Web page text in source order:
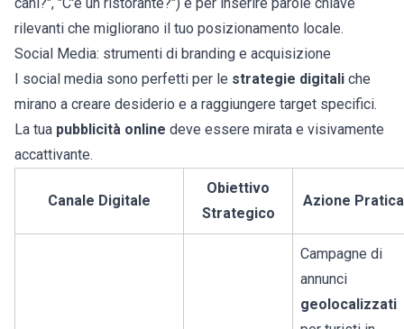
cani?", "C'è un ristorante?") e per inserire parole chiave
rilevanti che migliorano il tuo posizionamento locale.
Social Media: strumenti di branding e acquisizione
I social media sono perfetti per le strategie digitali che
mirano a creare desiderio e a raggiungere target specifici.
La tua pubblicità online deve essere mirata e visivamente
accattivante.
Canale Digitale
Obiettivo
Strategico
Azione Pratica
Campagne di
annunci
geolocalizzati